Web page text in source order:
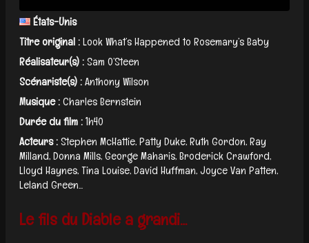
États-Unis
Titre original :Look What’s Happened to Rosemary’s Baby
Réalisateur(s) :Sam O’Steen
Scénariste(s) :Anthony Wilson
Musique :Charles Bernstein
Durée du film :1h40
Acteurs :Stephen McHattie, Patty Duke, Ruth Gordon, Ray
Milland, Donna Mills, George Maharis, Broderick Crawford,
Lloyd Haynes, Tina Louise, David Huffman, Joyce Van Patten,
Leland Green...
Le fils du Diable a grandi…